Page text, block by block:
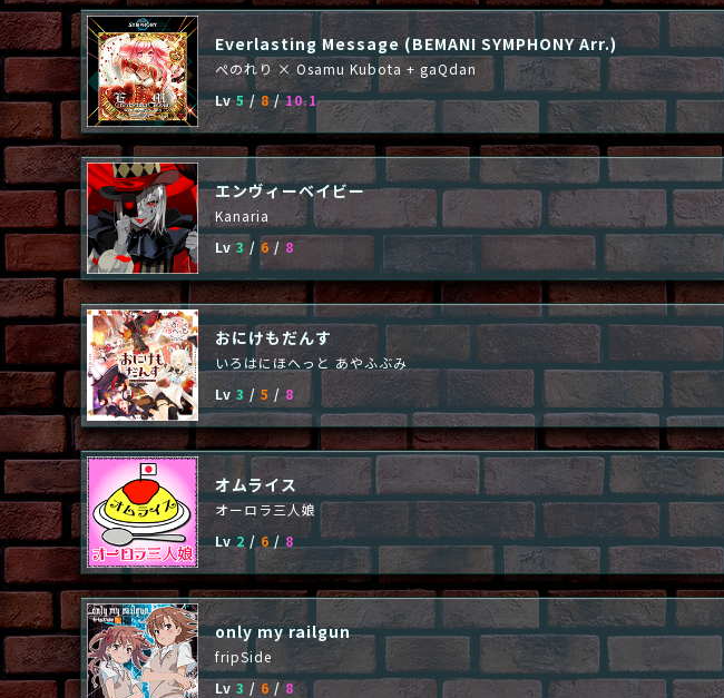
Everlasting Message (BEMANI SYMPHONY Arr.)
ぺのれり × Osamu Kubota + gaQdan
Lv5/8/10.1
エンヴィーベイビー
Kanaria
Lv 3 / 6 / 8
おにけもだんす
いろはにほへっと あやふぶみ
Lv 3 / 5 /8
オムライス
オーロラ三人娘
Lv 2 / 6 /8
only my railgun
fripSide
Lv 3 / 6 /8